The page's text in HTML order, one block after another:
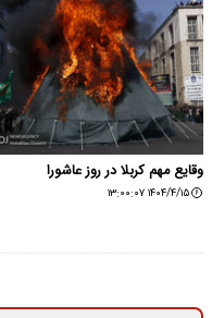
وقایع مهم کربلا در روز عاشورا
۱۴۰۴/۴/۱۵ ۱۳:۰۰:۰۷